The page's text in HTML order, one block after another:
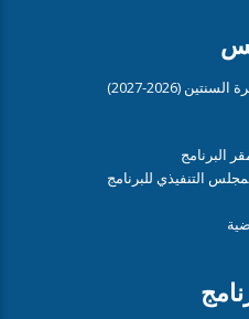
(2026-2027)
البرنامج
التنفيذي للبرنامج